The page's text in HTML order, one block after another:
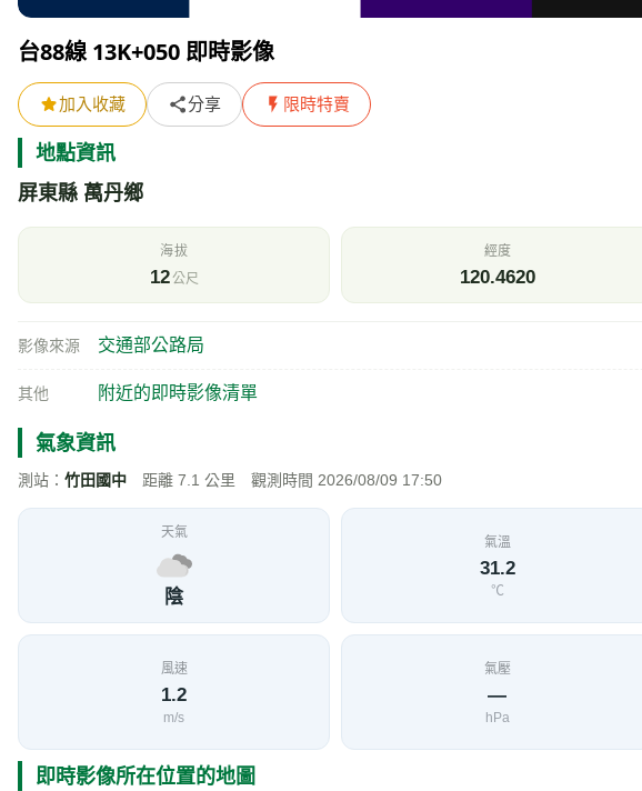
台88線 13K+050 即時影像
加入收藏 分享 限時特賣
地點資訊
屏東縣 萬丹鄉
海拔
12公尺
經度
120.4620
影像來源 交通部公路局
其他 附近的即時影像清單
氣象資訊
測站： 竹田國中 距離 7.1 公里 觀測時間 2026/08/09 17:50
天氣
陰
氣溫
31.2
℃
風速
1.2
m/s
氣壓
—
hPa
即時影像所在位置的地圖